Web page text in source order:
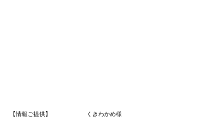
【情報ご提供】 くきわかめ様